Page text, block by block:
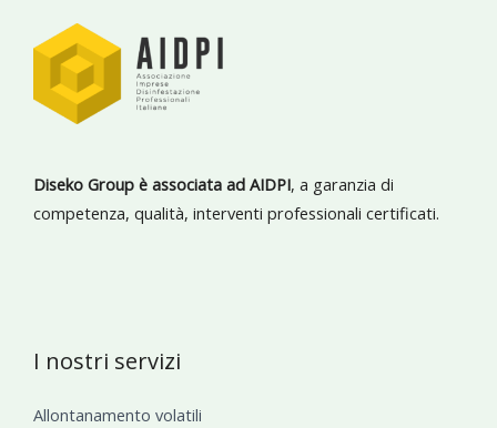
Diseko Group è associata ad AIDPI, a garanzia di
competenza, qualità, interventi professionali certificati.
I nostri servizi
Allontanamento volatili